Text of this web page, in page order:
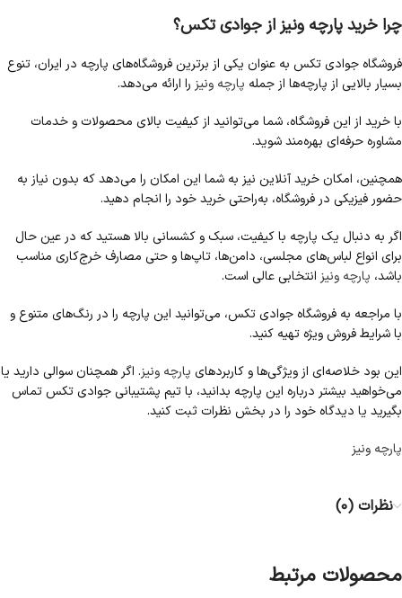
چرا خرید پارچه ونیز از جوادی تکس؟
فروشگاه جوادی تکس به عنوان یکی از برترین فروشگاه‌های پارچه در ایران، تنوع
بسیار بالایی از پارچه‌ها از جمله پارچه ونیز را ارائه می‌دهد.
با خرید از این فروشگاه، شما می‌توانید از کیفیت بالای محصولات و خدمات
مشاوره حرفه‌ای بهره‌مند شوید.
همچنین، امکان خرید آنلاین نیز به شما این امکان را می‌دهد که بدون نیاز به
حضور فیزیکی در فروشگاه، به‌راحتی خرید خود را انجام دهید.
اگر به دنبال یک پارچه با کیفیت، سبک و کشسانی بالا هستید که در عین حال
برای انواع لباس‌های مجلسی، دامن‌ها، تاپ‌ها و حتی مصارف خرج‌کاری مناسب
باشد، پارچه ونیز انتخابی عالی است.
با مراجعه به فروشگاه جوادی تکس، می‌توانید این پارچه را در رنگ‌های متنوع و
با شرایط فروش ویژه تهیه کنید.
این بود خلاصه‌ای از ویژگی‌ها و کاربردهای پارچه ونیز. اگر همچنان سوالی دارید یا
می‌خواهید بیشتر درباره این پارچه بدانید، با تیم پشتیبانی جوادی تکس تماس
بگیرید یا دیدگاه خود را در بخش نظرات ثبت کنید.
پارچه ونیز
نظرات (0)
محصولات مرتبط